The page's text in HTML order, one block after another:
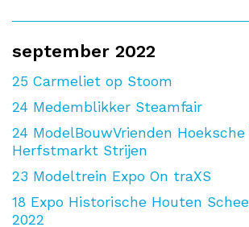
september 2022
25 Carmeliet op Stoom
24 Medemblikker Steamfair
24 ModelBouwVrienden Hoeksche
Herfstmarkt Strijen
23 Modeltrein Expo On traXS
18 Expo Historische Houten
2022